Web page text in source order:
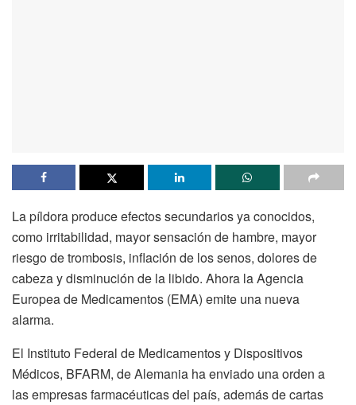
La píldora produce efectos secundarios ya conocidos,
como irritabilidad, mayor sensación de hambre, mayor
riesgo de trombosis, inflación de los senos, dolores de
cabeza y disminución de la libido. Ahora la Agencia
Europea de Medicamentos (EMA) emite una nueva
alarma.
El Instituto Federal de Medicamentos y Dispositivos
Médicos, BFARM, de Alemania ha enviado una orden a
las empresas farmacéuticas del país, además de cartas